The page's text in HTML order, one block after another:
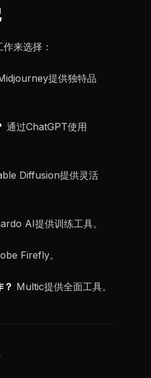
来选择：
提供独特品
通过ChatGPT使用
Diffusion提供灵活
AI提供训练工具。
Firefly。
？ Multic提供全面工具。